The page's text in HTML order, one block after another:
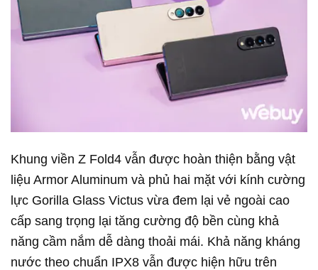
Khung viền Z Fold4 vẫn được hoàn thiện bằng vật
liệu Armor Aluminum và phủ hai mặt với kính cường
lực Gorilla Glass Victus vừa đem lại vẻ ngoài cao
cấp sang trọng lại tăng cường độ bền cùng khả
năng cầm nắm dễ dàng thoải mái. Khả năng kháng
nước theo chuẩn IPX8 vẫn được hiện hữu trên